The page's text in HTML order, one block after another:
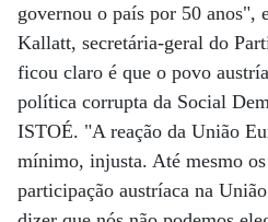
governou o país por 50 anos",
Kallatt, secretária-geral do
ficou claro é que o povo
política corrupta da Social
ISTOÉ. "A reação da União
mínimo, injusta. Até mesmo
participação austríaca na